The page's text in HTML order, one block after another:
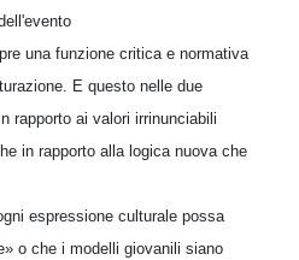
una funzione critica e normativa
E questo nelle due
rapporto ai valori irrinunciabili
in rapporto alla logica nuova che
espressione culturale possa
o che i modelli giovanili siano